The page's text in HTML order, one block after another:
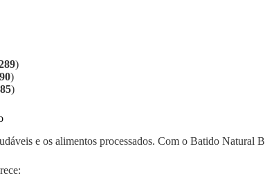
)
)
)
e os alimentos processados. Com o Batido